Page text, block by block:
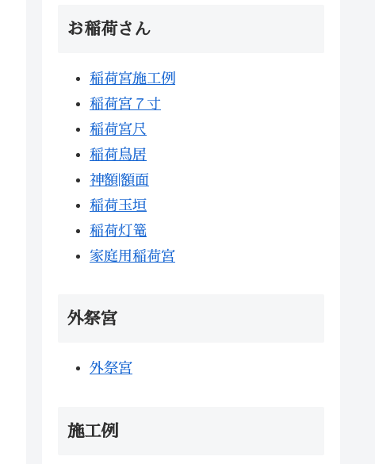
お稲荷さん
稲荷宮施工例
稲荷宮７寸
稲荷宮尺
稲荷鳥居
神額|額面
稲荷玉垣
稲荷灯篭
家庭用稲荷宮
外祭宮
外祭宮
施工例